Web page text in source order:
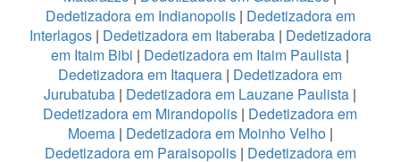
Dedetizadora em Indianopolis| Dedetizadora em
Interlagos| Dedetizadora em Itaberaba| Dedetizadora
em Itaim Bibi | Dedetizadora em Itaim Paulista |
Dedetizadora em Itaquera | Dedetizadora em
Jurubatuba | Dedetizadora em Lauzane Paulista |
Dedetizadora em Mirandopolis | Dedetizadora em
Moema| Dedetizadora em Moinho Velho |
Dedetizadora em Paraisopolis| Dedetizadora em